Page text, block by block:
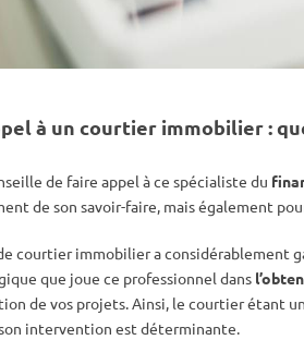
à un courtier immobilier :
de faire appel à ce spécialiste du
de son savoir-faire, mais également
courtier immobilier a considérablement
que joue ce professionnel dans
de vos projets. Ainsi, le courtier étant
intervention est déterminante.